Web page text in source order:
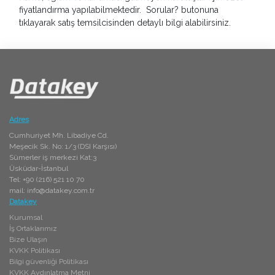
fiyatlandırma yapılabilmektedir. Sorular? butonuna
tıklayarak satış temsilcisinden detaylı bilgi alabilirsiniz.
Adres
Cumhuriyet Mh. Libadiye Cd.
Meşecik Sk. No: 1/3 (DSI Karşısı)
Sümerler iş merkezi Kat:3
Üsküdar-İstanbul
Tel: +90 (216) 521 10 70
mail: info@datakey.com.tr
Datakey
Kurumsal
İş Ortaklarımız
Bize Ulaşın
KVKK Politikası
Bilgi güvenliği Politikası
KVKK Aydınlatma Metni